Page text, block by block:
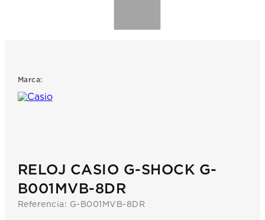
Marca:
RELOJ CASIO G-SHOCK G-
B001MVB-8DR
Referencia: G-B001MVB-8DR